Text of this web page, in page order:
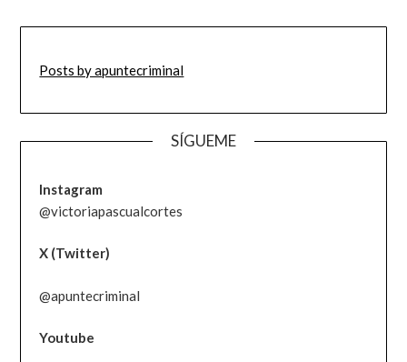
Posts by apuntecriminal
SÍGUEME
Instagram
@victoriapascualcortes
X (Twitter)
@apuntecriminal
Youtube